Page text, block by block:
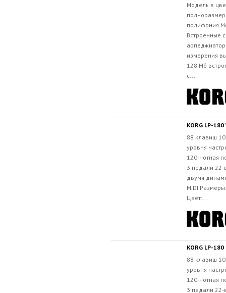
Модель в
полифония
Встроенные
измерения
128 Мб
с...
KORG LP-180
88 клавиш
уровня
120-нотная
3 педали 22-
двумя
MIDI
Цвет:...
KORG LP-180
88 клавиш
уровня
120-нотная
3 педали 22-